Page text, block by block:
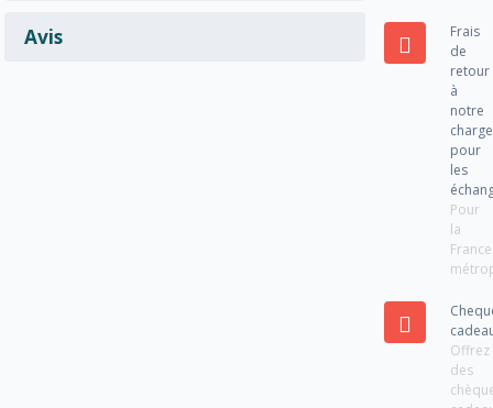
Avis
Frais
de
retour
à
notre
charge
pour
les
Pour
la
France
Offrez
des